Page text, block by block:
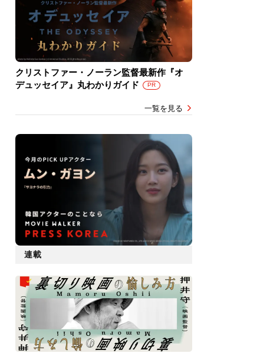
クリストファー・ノーラン監督最新作『オ
デュッセイア』丸わかりガイド
PR
一覧を見る
連載